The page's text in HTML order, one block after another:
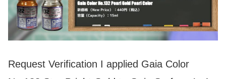
Request Verification I applied Gaia Color